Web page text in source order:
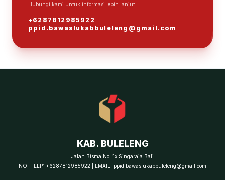
Hubungi kami untuk informasi lebih lanjut.
+6287812985922
ppid.bawaslukabbuleleng@gmail.com
KAB. BULELENG
Jalan Bisma No. 1x Singaraja Bali
NO. TELP: +6287812985922 | EMAIL: ppid.bawaslukabbuleleng@gmail.com